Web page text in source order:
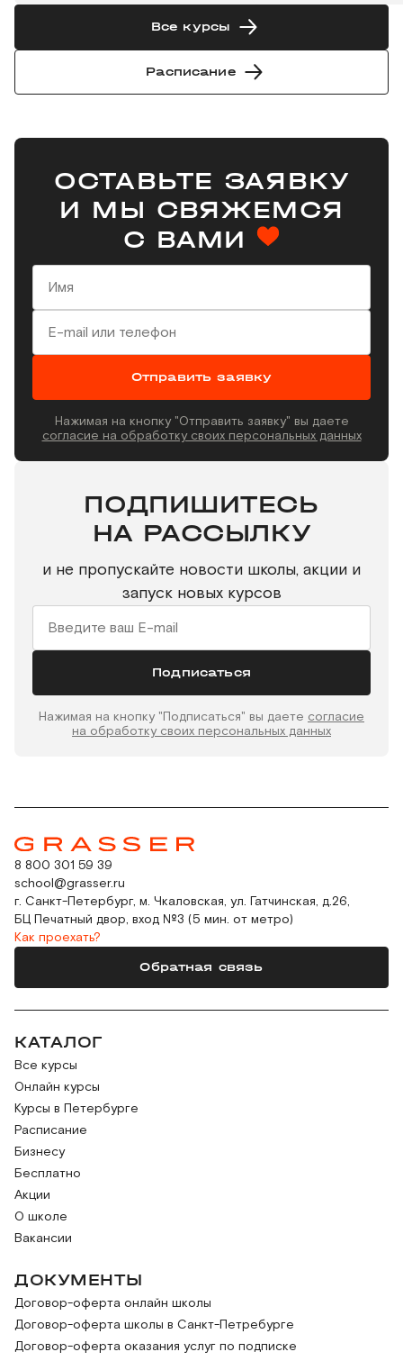
Все курсы
Расписание
ОСТАВЬТЕ ЗАЯВКУ
И МЫ СВЯЖЕМСЯ
С ВАМИ
Отправить заявку
Нажимая на кнопку "Отправить заявку" вы даете
согласие на обработку своих персональных данных
ПОДПИШИТЕСЬ
НА РАССЫЛКУ
и не пропускайте новости школы, акции и
запуск новых курсов
Подписаться
Нажимая на кнопку "Подписаться" вы даете согласие
на обработку своих персональных данных
8 800 301 59 39
school@grasser.ru
г. Санкт-Петербург, м. Чкаловская, ул. Гатчинская, д.26,
БЦ Печатный двор, вход №3 (5 мин. от метро)
Как проехать?
Обратная связь
КАТАЛОГ
Все курсы
Онлайн курсы
Курсы в Петербурге
Расписание
Бизнесу
Бесплатно
Акции
О школе
Вакансии
ДОКУМЕНТЫ
Договор-оферта онлайн школы
Договор-оферта школы в Санкт-Петребурге
Договор-оферта оказания услуг по подписке